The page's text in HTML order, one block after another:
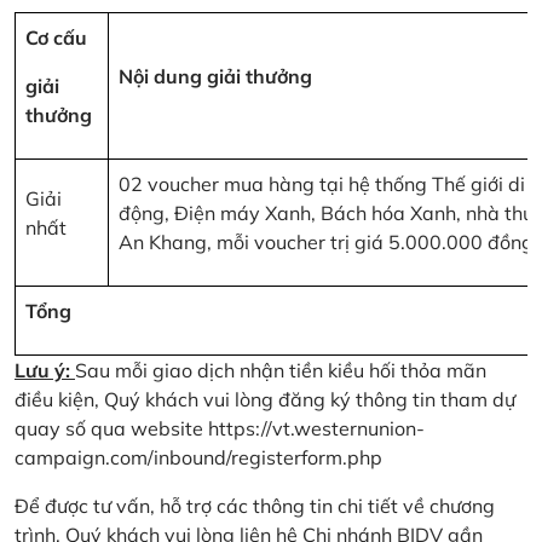
Cơ cấu
giải
thưởng
Nội dung giải thưởng
Giải
nhất
02 voucher mua hàng tại hệ thống Thế giới di
động, Điện máy Xanh, Bách hóa Xanh, nhà
An Khang, mỗi voucher trị giá 5.000.000 đồng
Tổng
Lưu ý: Sau mỗi giao dịch nhận tiền kiều hối thỏa mãn
điều kiện, Quý khách vui lòng đăng ký thông tin tham dự
quay số qua website https://vt.westernunion-
campaign.com/inbound/registerform.php
Để được tư vấn, hỗ trợ các thông tin chi tiết về chương
trình, Quý khách vui lòng liên hệ Chi nhánh BIDV gần